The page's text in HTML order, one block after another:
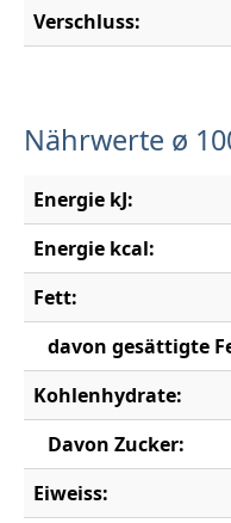
Verschluss:
Nährwerte ø
Energie kJ:
Energie kcal:
Fett:
davon gesättigte
Kohlenhydrate:
Davon Zucker:
Eiweiss: